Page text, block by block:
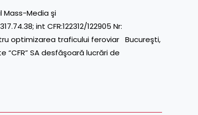
Mass-Media şi
122905 Nr:
optimizarea traficului feroviar Bucureşti,
SA desfăşoară lucrări de